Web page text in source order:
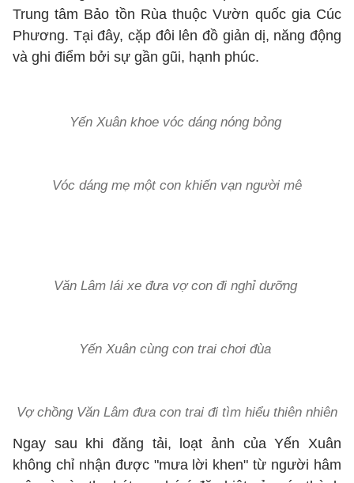
Trung tâm Bảo tồn Rùa thuộc Vườn quốc gia Cúc
Phương. Tại đây, cặp đôi lên đồ giản dị, năng động
và ghi điểm bởi sự gần gũi, hạnh phúc.
Yến Xuân khoe vóc dáng nóng bỏng
Vóc dáng mẹ một con khiến vạn người mê
Văn Lâm lái xe đưa vợ con đi nghỉ dưỡng
Yến Xuân cùng con trai chơi đùa
Vợ chồng Văn Lâm đưa con trai đi tìm hiểu thiên nhiên
Ngay sau khi đăng tải, loạt ảnh của Yến Xuân
không chỉ nhận được "mưa lời khen" từ người hâm